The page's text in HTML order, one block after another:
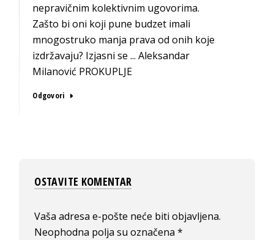
nepravičnim kolektivnim ugovorima.
Zašto bi oni koji pune budzet imali
mnogostruko manja prava od onih koje
izdržavaju? Izjasni se ... Aleksandar
Milanović PROKUPLJE
Odgovori
OSTAVITE KOMENTAR
Vaša adresa e-pošte neće biti objavljena.
Neophodna polja su označena*